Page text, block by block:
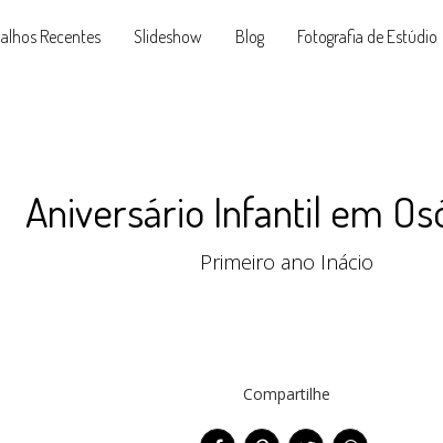
Recentes Slideshow Blog Fotografia de Estúdio
Aniversário Infantil em
Primeiro ano Inácio
Compartilhe